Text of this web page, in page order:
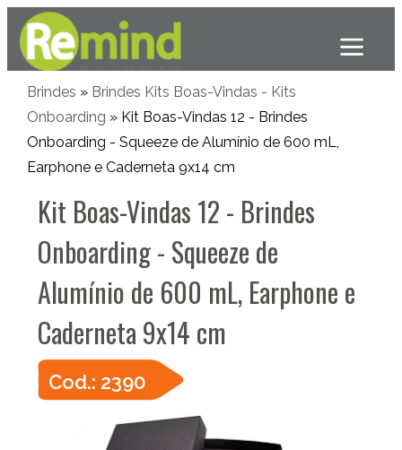
Brindes » Brindes Kits Boas-Vindas - Kits
Onboarding » Kit Boas-Vindas 12 - Brindes
Onboarding - Squeeze de Alumínio de 600 mL,
Earphone e Caderneta 9x14 cm
Kit Boas-Vindas 12 - Brindes
Onboarding - Squeeze de
Alumínio de 600 mL, Earphone e
Caderneta 9x14 cm
Cod.: 2390